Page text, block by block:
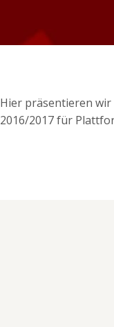
Hier präsentieren wir
2016/2017 für